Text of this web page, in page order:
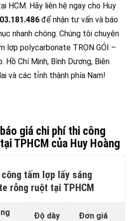
HCM. Hãy liên hệ ngay cho Huy
để nhận tư vấn và báo
nhanh chóng. Chúng tôi chuyên
lợp polycarbonate TRỌN GÓI –
Hồ Chí Minh, Bình Dương, Biên
và các tỉnh thành phía Nam!
giá chi phí thi công
TPHCM của Huy Hoàng
tấm lợp lấy sáng
rỗng ruột tại TPHCM
Độ dày Đơn giá